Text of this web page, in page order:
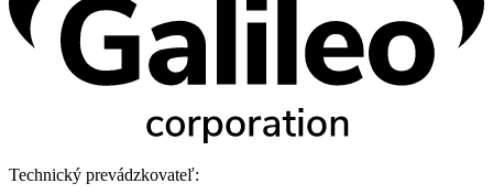
Technický prevádzkovateľ: